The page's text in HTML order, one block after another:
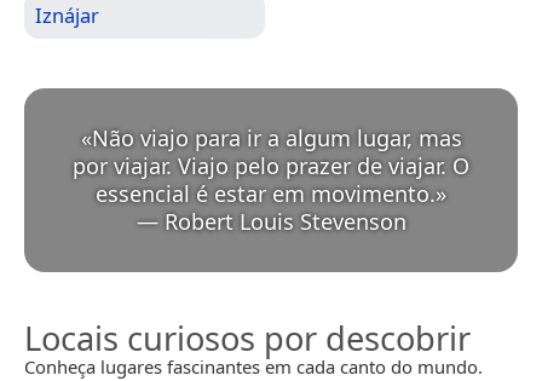
Iznájar
«Não viajo para ir a algum lugar, mas
por viajar. Viajo pelo prazer de viajar. O
essencial é estar em movimento.
— Robert Louis Stevenson
Locais curiosos por descobrir
Conheça lugares fascinantes em cada canto do mundo.